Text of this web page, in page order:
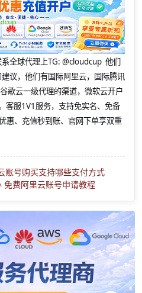
全球代理上TG: @cloudcup 他们
议，他们有国际阿里云，国际腾讯
歌云一级代理的渠道，微软云开户
客服1V1服务，支持免实名、免备
惠、充值秒到账、官网下单享双重
账号购买支持哪些支付方式
免费阿里云账号申请教程